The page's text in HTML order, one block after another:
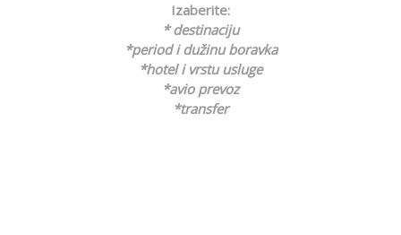
Izaberite:
* destinaciju
*period i dužinu boravka
*hotel i vrstu usluge
*avio prevoz
*transfer